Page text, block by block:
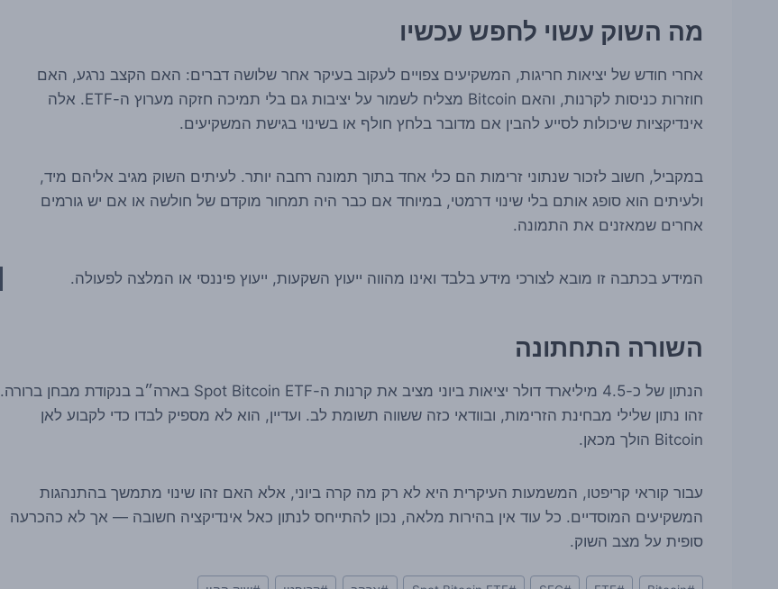
מה השוק עשוי לחפש עכשיו
אחרי חודש של יציאות חריגות, המשקיעים צפויים לעקוב בעיקר אחר שלושה דברים: האם הקצב נרגע, האם
חוזרות כניסות לקרנות, והאם Bitcoin מצליח לשמור על יציבות גם בלי תמיכה חזקה מערוץ ה-ETF. אלה
אינדיקציות שיכולות לסייע להבין אם מדובר בלחץ חולף או בשינוי בגישת המשקיעים.
במקביל, חשוב לזכור שנתוני זרימות הם כלי אחד בתוך תמונה רחבה יותר. לעיתים השוק מגיב אליהם מיד,
ולעיתים הוא סופג אותם בלי שינוי דרמטי, במיוחד אם כבר היה תמחור מוקדם של חולשה או אם יש גורמים
אחרים שמאזנים את התמונה.
המידע בכתבה זו מובא לצורכי מידע בלבד ואינו מהווה ייעוץ השקעות, ייעוץ פיננסי או המלצה לפעולה.
השורה התחתונה
הנתון של כ-4.5 מיליארד דולר יציאות ביוני מציב את קרנות ה-Spot Bitcoin ETF בארה״ב בנקודת מבחן ברורה.
זהו נתון שלילי מבחינת הזרימות, ובוודאי כזה ששווה תשומת לב. ועדיין, הוא לא מספיק לבדו כדי לקבוע לאן
Bitcoin הולך מכאן.
עבור קוראי קריפטו, המשמעות העיקרית היא לא רק מה קרה ביוני, אלא האם זהו שינוי מתמשך בהתנהגות
המשקיעים המוסדיים. כל עוד אין בהירות מלאה, נכון להתייחס לנתון כאל אינדיקציה חשובה — אך לא כהכרעה
סופית על מצב השוק.
Post